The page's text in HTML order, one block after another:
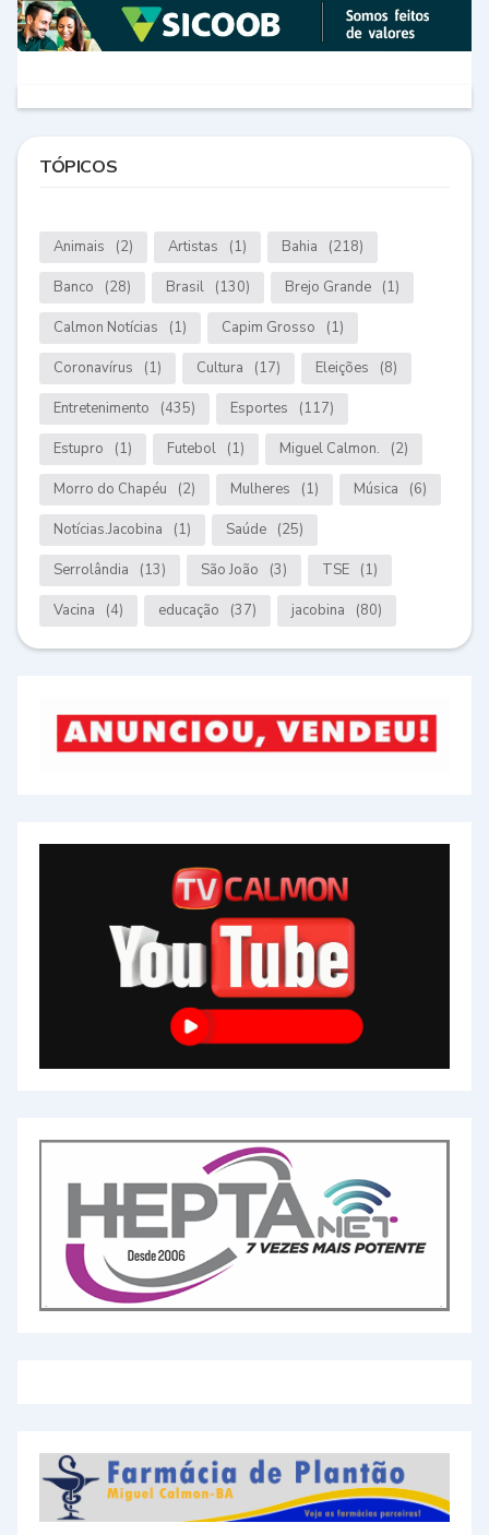
TÓPICOS
Animais (2) Artistas (1) Bahia (218)
Banco (28) Brasil (130) Brejo Grande (1)
Calmon Notícias (1) Capim Grosso (1)
Coronavírus (1) Cultura (17) Eleições (8)
Entretenimento (435) Esportes (117)
Estupro (1) Futebol (1) Miguel Calmon. (2)
Morro do Chapéu (2) Mulheres (1) Música (6)
Notícias.Jacobina (1) Saúde (25)
Serrolândia (13) São João (3) TSE (1)
Vacina (4) educação (37) jacobina (80)